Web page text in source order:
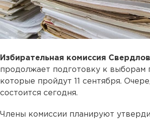
Избирательная комиссия
продолжает подготовку к выборам
которые пройдут 11 сентября.
состоится сегодня.
Члены комиссии планируют